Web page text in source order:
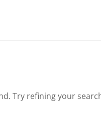
Try refining your